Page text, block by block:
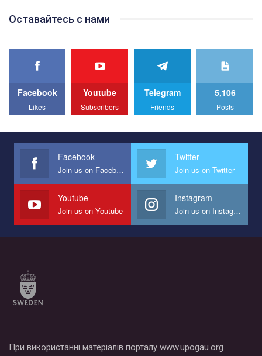
best video, representing programme for the development of
We appeal to your support and ask to help us implement our plan
All you have to do is to press "Like" below the video.
Эмоционально сильный ролик от команды "Гей-альянс
представляющий программу развития организации.
Мы просим вас поддержать нас и помочь нам реализовать
наш план по борьбе с насилием и дискриминацией на почве
СОГИ в Украине.
Все, что вам нужно сделать - это зайти на наш канал YouTube
Оставайтесь с нами
Facebook
Likes
Youtube
Subscribers
Telegram
Friends
5,106
Posts
Facebook
Join us on Facebook
Twitter
Join us on Twitter
Youtube
Join us on Youtube
Instagram
Join us on Instagram
При використанні матеріалів порталу www.upogau.org